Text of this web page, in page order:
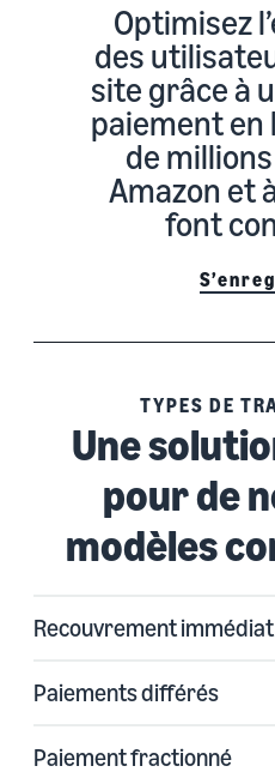
Optimisez
des
site grâce à
paiement en
de
Amazon et
font
TYPES DE
Une
pour de
modèles
Recouvrement immédiat
Paiements différés
Paiement fractionné